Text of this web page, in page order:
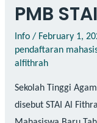
PMB
Info/ February 1,
pendaftaran
alfithrah
Sekolah Tinggi
disebut STAI Al